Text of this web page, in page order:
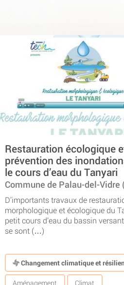
Restauration écologique
prévention des
le cours d’eau du Tanyari
Commune de Palau-del-Vidre
D’importants travaux de
morphologique et écologique du
petit cours d’eau du bassin
se sont (…)
Changement climatique et
Aménagement Climat